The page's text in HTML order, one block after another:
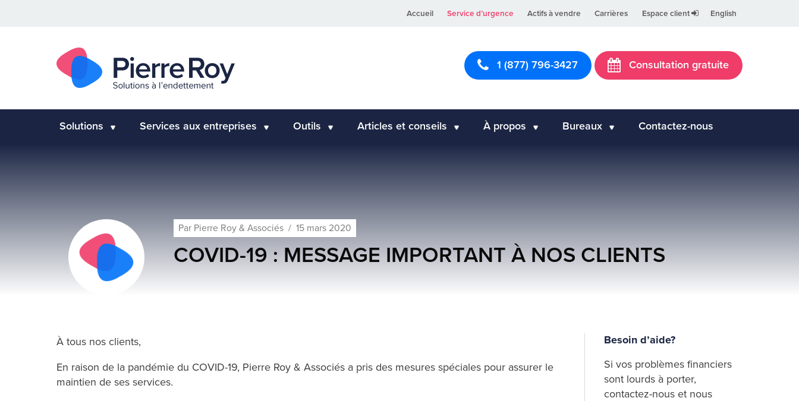
English
Accueil Service d’urgence Actifs à vendre Carrières Espace client
1 (877) 796-3427 Consultation gratuite
Solutions Services aux entreprises Outils Articles et conseils À propos Bureaux Contactez-nous
Par Pierre Roy & Associés /15 mars 2020
COVID-19 : MESSAGE IMPORTANT À NOS CLIENTS
À tous nos clients,
En raison de la pandémie du COVID-19, Pierre Roy & Associés a pris des mesures spéciales pour assurer le
maintien de ses services.
Besoin d’aide?
Si vos problèmes financiers
sont lourds à porter,
contactez-nous et nous